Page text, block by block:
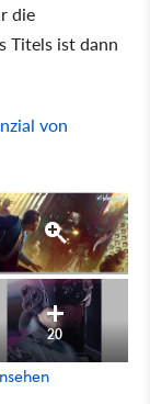
die
Titels ist dann
von
20